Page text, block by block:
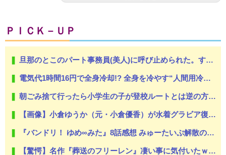
ＰＩＣＫ－ＵＰ
旦那のとこのパート事務員(美人)に呼び止められた。すると「あんな物(昼食)を旦那さんに食べさせるなんて信じられない！」と言い出し...
電気代1時間16円で全身冷却!? 全身を冷やす“人間用冷蔵庫”『ど冷えもんBOX』→工事現場やゴルフ場で導入続々と話題
朝ごみ捨て行ったら小学生の子が登校ルートとは逆の方に歩いてた
【画像】小倉ゆうか（元・小倉優香）が水着グラビア復帰ｗｗｗｗｗｗｗｗｗｗｗ
『バンドリ！ ゆめ∞みた』8話感想 みゅーたいぷ解散の危機！？
【驚愕】名作『葬送のフリーレン』凄い事に気付いたｗｗｗｗ「ヒンメル」とか「南の勇者」みたいなヒョロガリが最強なの違和感やわ…もしかして…